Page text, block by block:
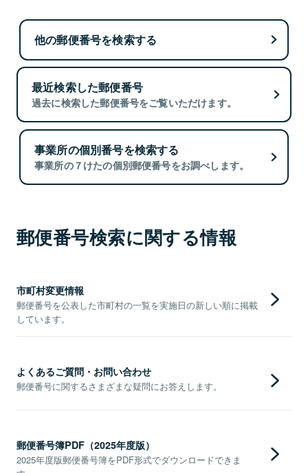
他の郵便番号を検索する
最近検索した郵便番号
過去に検索した郵便番号をご覧いただけます。
事業所の個別番号を検索する
事業所の７けたの個別郵便番号をお調べします。
郵便番号検索に関する情報
市町村変更情報
郵便番号を公表した市町村の一覧を実施日の新しい順に掲載
しています。
よくあるご質問・お問い合わせ
郵便番号に関するさまざまな疑問にお答えします。
郵便番号簿PDF（2025年度版）
2025年度版郵便番号簿をPDF形式でダウンロードできま